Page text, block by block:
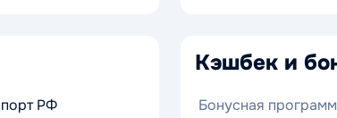
РФ
Кэшбек и
Бонусная